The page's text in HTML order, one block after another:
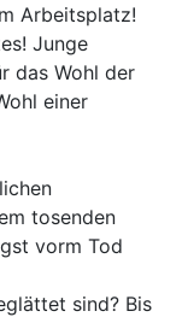
Arbeitsplatz!
Junge
das Wohl der
einer
tosenden
vorm Tod
sind? Bis